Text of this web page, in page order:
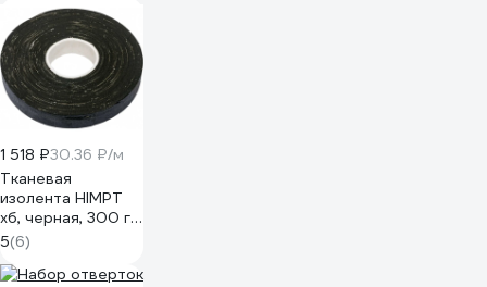
1 518 ₽30.36 ₽/м
Тканевая
изолента HIMPT
хб, черная, 300 г,
двухсторонняя,
20 мм, 0.4 мм 00-
00008227
5(6)